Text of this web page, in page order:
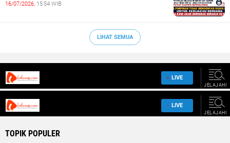
16/07/2026, 15:54 WIB
LIHAT SEMUA
TOPIK POPULER